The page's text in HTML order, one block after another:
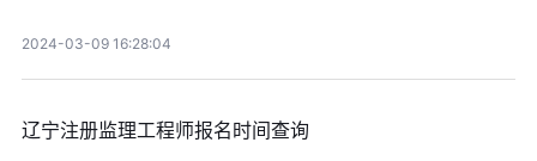
2024-03-09 16:28:04
辽宁注册监理工程师报名时间查询